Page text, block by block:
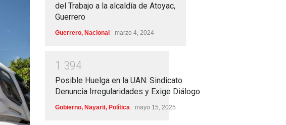
del Trabajo a la alcaldía de Atoyac,
Guerrero
Guerrero, Nacional marzo 4, 2024
1 394
Posible Huelga en la UAN: Sindicato
Denuncia Irregularidades y Exige Diálogo
Gobierno, Nayarit, Política mayo 15, 2025